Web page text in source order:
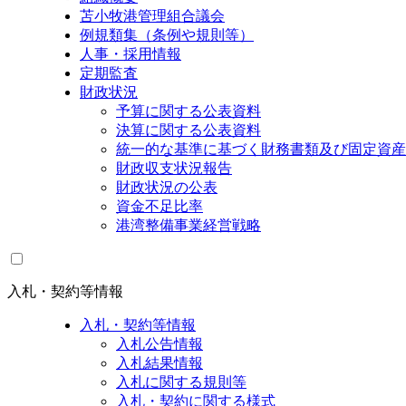
苫小牧港管理組合議会
例規類集（条例や規則等）
人事・採用情報
定期監査
財政状況
予算に関する公表資料
決算に関する公表資料
統一的な基準に基づく財務書類及び固定資
財政収支状況報告
財政状況の公表
資金不足比率
港湾整備事業経営戦略
入札・契約等情報
入札・契約等情報
入札公告情報
入札結果情報
入札に関する規則等
入札・契約に関する様式